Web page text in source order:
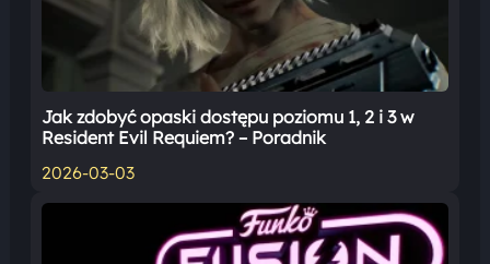
Jak zdobyć opaski dostępu poziomu 1, 2 i 3 w
Resident Evil Requiem? – Poradnik
2026-03-03